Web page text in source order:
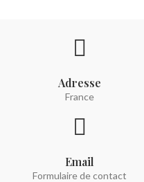
Adresse
France
Email
Formulaire de contact